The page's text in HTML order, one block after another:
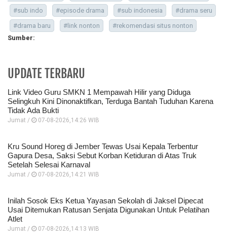
#sub indo
#episode drama #sub indonesia
#drama seru
#drama baru
#link nonton
#rekomendasi situs nonton
Sumber:
UPDATE TERBARU
Link Video Guru SMKN 1 Mempawah Hilir yang Diduga
Selingkuh Kini Dinonaktifkan, Terduga Bantah Tuduhan Karena
Tidak Ada Bukti
Jumat / 07-08-2026,14:26 WIB
Kru Sound Horeg di Jember Tewas Usai Kepala Terbentur
Gapura Desa, Saksi Sebut Korban Ketiduran di Atas Truk
Setelah Selesai Karnaval
Jumat / 07-08-2026,14:21 WIB
Inilah Sosok Eks Ketua Yayasan Sekolah di Jaksel Dipecat
Usai Ditemukan Ratusan Senjata Digunakan Untuk Pelatihan
Atlet
Jumat / 07-08-2026,14:13 WIB